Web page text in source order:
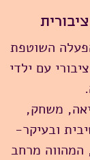
השוטפת
עם ילדי
משחק,
ובעיקר-
המהווה מרחב